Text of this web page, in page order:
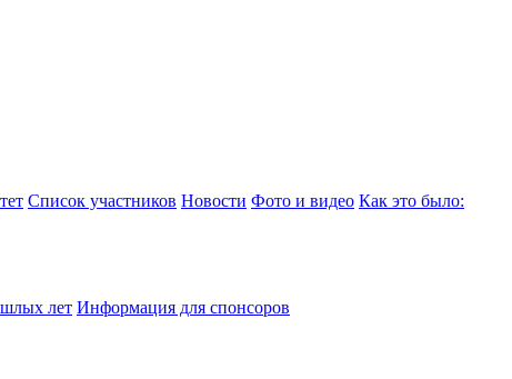
Список участников Новости Фото и видео Как это было:
лет Информация для спонсоров